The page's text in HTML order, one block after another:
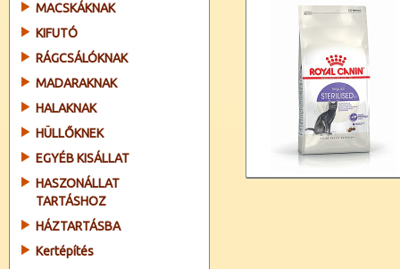
MACSKÁKNAK
KIFUTÓ
RÁGCSÁLÓKNAK
MADARAKNAK
HALAKNAK
HÜLLŐKNEK
EGYÉB KISÁLLAT
HASZONÁLLAT
TARTÁSHOZ
HÁZTARTÁSBA
Kertépítés